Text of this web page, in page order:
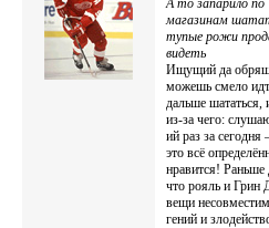
А то запарило по
магазинам
тупые рожи
видеть
Ищущий да
можешь смело
дальше шататься,
из-за чего:
ий раз за
это всё
нравится! Раньше
что рояль и
вещи
гений и